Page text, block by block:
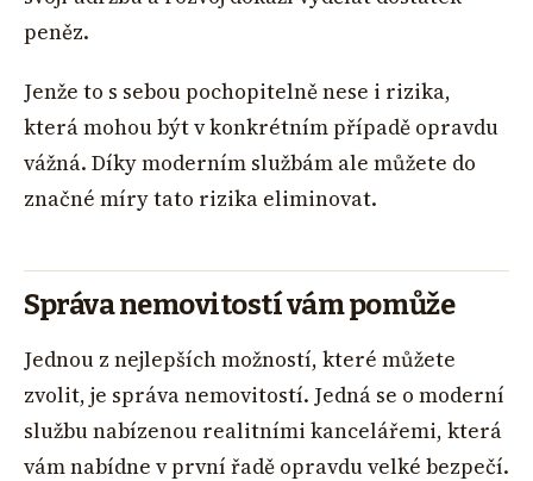
peněz.
Jenže to s sebou pochopitelně nese i rizika,
která mohou být v konkrétním případě opravdu
vážná. Díky moderním službám ale můžete do
značné míry tato rizika eliminovat.
Správa nemovitostí vám pomůže
Jednou z nejlepších možností, které můžete
zvolit, je správa nemovitostí. Jedná se o moderní
službu nabízenou realitními kancelářemi, která
vám nabídne v první řadě opravdu velké bezpečí.